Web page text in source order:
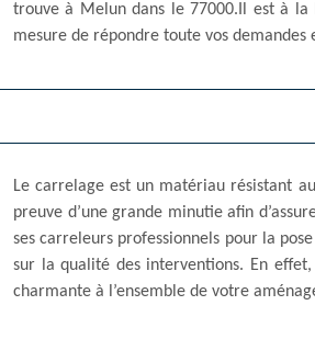
trouve à Melun dans le 77000.Il est à
mesure de répondre toute vos demandes
Le carrelage est un matériau résistant
preuve d’une grande minutie afin
ses carreleurs professionnels pour la
sur la qualité des interventions. En
charmante à l’ensemble de votre